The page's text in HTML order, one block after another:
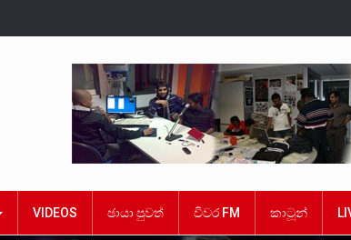
VIDEOS ඡායා පුවත් විවර FM කාටූන්